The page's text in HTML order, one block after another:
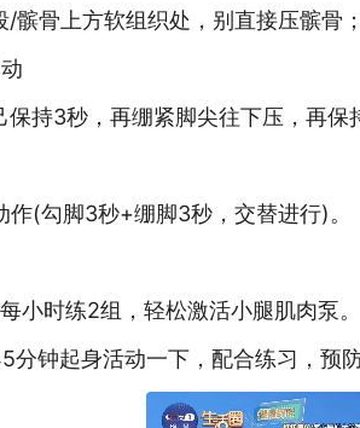
骨上方软组织处，别直接压髌骨；
3秒，再绷紧脚尖往下压，再保
(勾脚3秒+绷脚3秒，交替进行)。
时练2组，轻松激活小腿肌肉泵。
钟起身活动一下，配合练习，预防